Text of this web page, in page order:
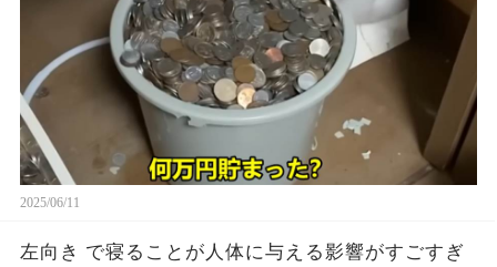
2025/06/11
左向き で寝ることが人体に与える影響がすごすぎ